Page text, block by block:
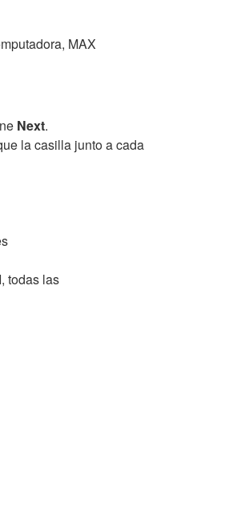
MAX
Next.
la casilla junto a cada
todas las